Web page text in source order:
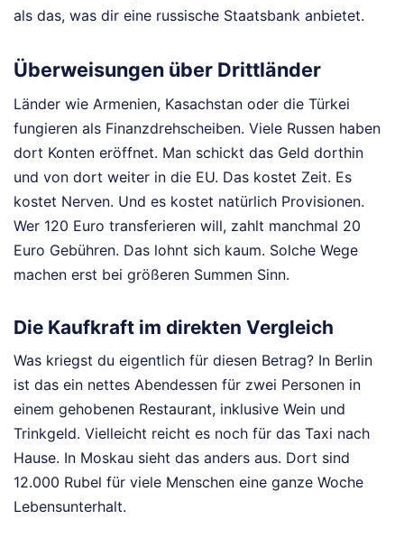
als das, was dir eine russische Staatsbank anbietet.
Überweisungen über Drittländer
Länder wie Armenien, Kasachstan oder die Türkei
fungieren als Finanzdrehscheiben. Viele Russen haben
dort Konten eröffnet. Man schickt das Geld dorthin
und von dort weiter in die EU. Das kostet Zeit. Es
kostet Nerven. Und es kostet natürlich Provisionen.
Wer 120 Euro transferieren will, zahlt manchmal 20
Euro Gebühren. Das lohnt sich kaum. Solche Wege
machen erst bei größeren Summen Sinn.
Die Kaufkraft im direkten Vergleich
Was kriegst du eigentlich für diesen Betrag? In Berlin
ist das ein nettes Abendessen für zwei Personen in
einem gehobenen Restaurant, inklusive Wein und
Trinkgeld. Vielleicht reicht es noch für das Taxi nach
Hause. In Moskau sieht das anders aus. Dort sind
12.000 Rubel für viele Menschen eine ganze Woche
Lebensunterhalt.